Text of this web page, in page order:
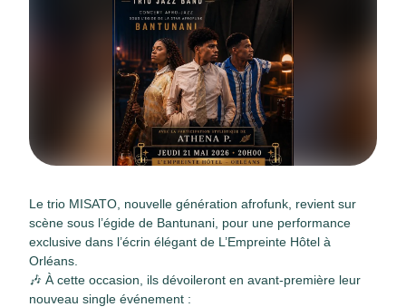
Le trio MISATO, nouvelle génération afrofunk, revient sur
scène sous l’égide de Bantunani, pour une performance
exclusive dans l’écrin élégant de L’Empreinte Hôtel à
Orléans.
🎶 À cette occasion, ils dévoileront en avant-première leur
nouveau single événement :